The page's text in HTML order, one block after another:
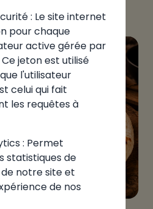
: Le site internet
pour chaque
active gérée par
jeton est utilisé
l'utilisateur
celui qui fait
les requêtes à
: Permet
statistiques de
notre site et
de nos